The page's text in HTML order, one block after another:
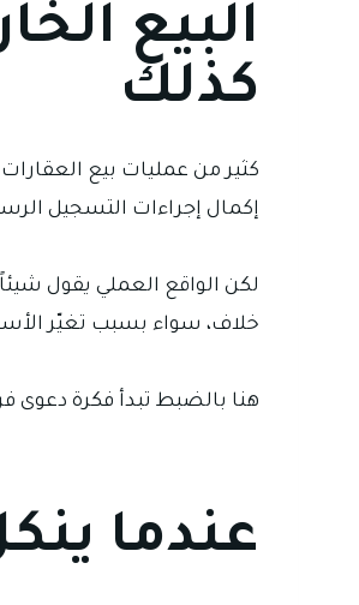
البيع
كذلك
كثير من عمليات بيع
إكمال إجراءات التسجيل
لكن الواقع العملي يقول
خلاف، سواء بسبب تغيّر
هنا بالضبط تبدأ فكرة دعوى
عندما